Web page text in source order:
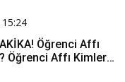
Öğrenci Affı
Öğrenci Affı Kimleri